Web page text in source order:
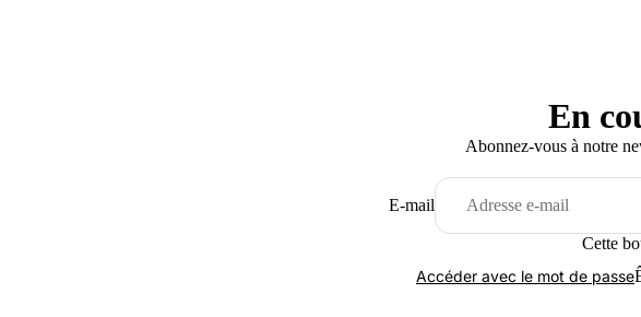
En
Abonnez-vous à notre
E-mail
Cette
Accéder avec le mot de passe